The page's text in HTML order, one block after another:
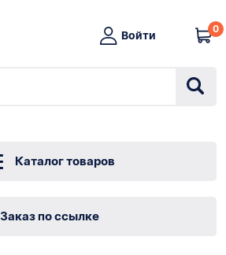
Войти
0
Каталог товаров
Заказ по ссылке